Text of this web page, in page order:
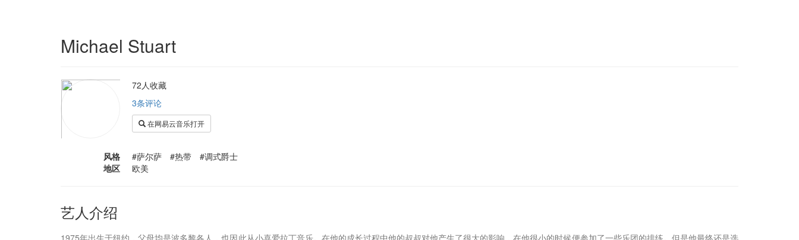
Michael Stuart
72人收藏
3条评论
在网易云音乐打开
风格
#萨尔萨 #热带 #调式爵士
地区
欧美
艺人介绍
1975年出生于纽约，父母均是波多黎各人，也因此从小喜爱拉丁音乐。在他的成长过程中他的叔叔对他产生了很大的影响，在他很小的时候便参加了一些乐团的排练。但是他最终还是选